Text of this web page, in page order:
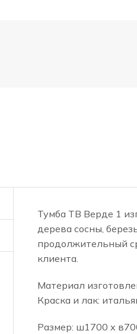
Тумба ТВ Верде 1
дерева сосны,
продолжительный
клиента.
Материал
Краска и лак:
Размер: ш1700 х